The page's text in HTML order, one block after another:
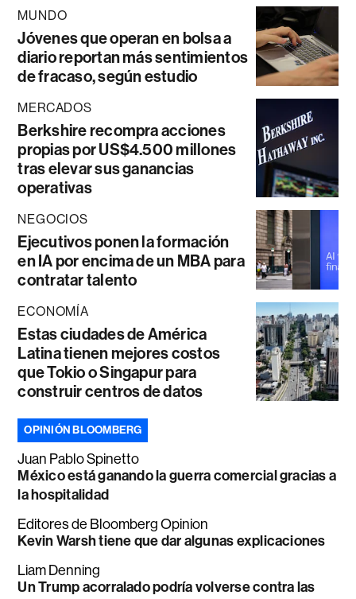
MUNDO
Jóvenes que operan en bolsa a
diario reportan más sentimientos
de fracaso, según estudio
MERCADOS
Berkshire recompra acciones
propias por US$4.500 millones
tras elevar sus ganancias
operativas
NEGOCIOS
Ejecutivos ponen la formación
en IA por encima de un MBA para
contratar talento
ECONOMÍA
Estas ciudades de América
Latina tienen mejores costos
que Tokio o Singapur para
construir centros de datos
OPINIÓN BLOOMBERG
Juan Pablo Spinetto
México está ganando la guerra comercial gracias a
la hospitalidad
Editores de Bloomberg Opinion
Kevin Warsh tiene que dar algunas explicaciones
Liam Denning
Un Trump acorralado podría volverse contra las